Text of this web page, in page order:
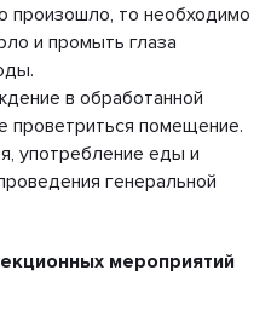
произошло, то необходимо
и промыть глаза
в обработанной
проветриться помещение.
употребление еды и
генеральной
мероприятий